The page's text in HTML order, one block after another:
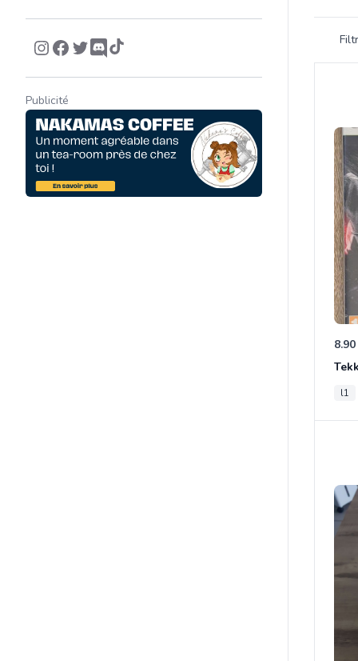
Publicité
l1